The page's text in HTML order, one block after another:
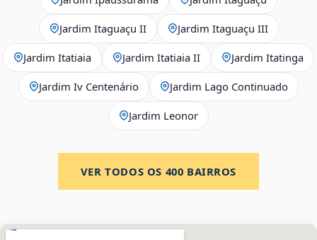
Jardim Itaguaçu II Jardim Itaguaçu III
Jardim Itatiaia Jardim Itatiaia II Jardim Itatinga
Jardim Iv Centenário Jardim Lago Continuado
Jardim Leonor
VER TODOS OS 400 BAIRROS